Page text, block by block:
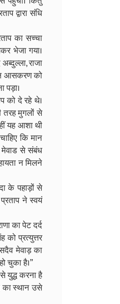
द्वारा संधि
का सच्चा
भेजा गया।
राजा
आसकरण को
पड़ा।
को दे रहे थे।
तरह मुगलों से
यह आशा थी
कि मान
मेवाड से संबंध
न मिलने
के पहाड़ों से
ने स्वयं
का पेट दर्द
प्रत्युत्तर
मेवाड़ का
चुका है।”
युद्ध करना है
का स्थान उसे